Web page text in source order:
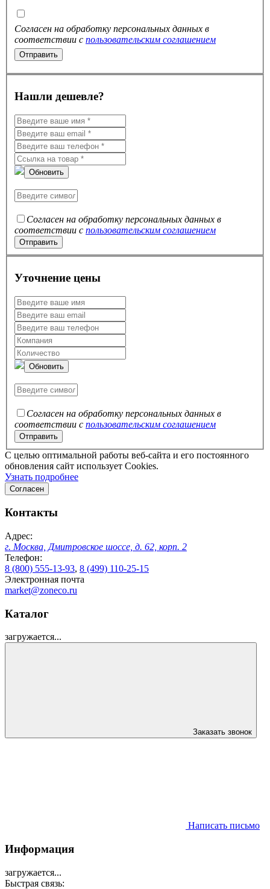
Согласен на обработку персональных данных в
соответствии с пользовательским соглашением
Нашли дешевле?
Обновить
Согласен на обработку персональных данных в
соответствии с пользовательским соглашением
Уточнение цены
Обновить
Согласен на обработку персональных данных в
соответствии с пользовательским соглашением
C целью оптимальной работы веб-сайта и его постоянного
обновления сайт использует Cookies.
Узнать подробнее
Согласен
Контакты
Адрес:
г. Москва, Дмитровское шоссе, д. 62, корп. 2
Телефон:
8 (800) 555-13-93, 8 (499) 110-25-15
Электронная почта
market@zoneco.ru
Каталог
загружается...
Заказать звонок
Написать письмо
Информация
загружается...
Быстрая связь: